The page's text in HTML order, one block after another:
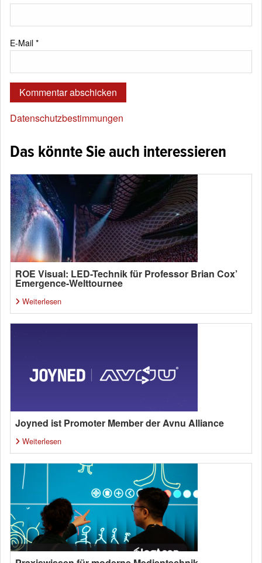
E-Mail *
Datenschutzbestimmungen
Das könnte Sie auch interessieren
ROE Visual: LED-Technik für Professor Brian Cox’
Emergence-Welttournee
Weiterlesen
Joyned ist Promoter Member der Avnu Alliance
Weiterlesen